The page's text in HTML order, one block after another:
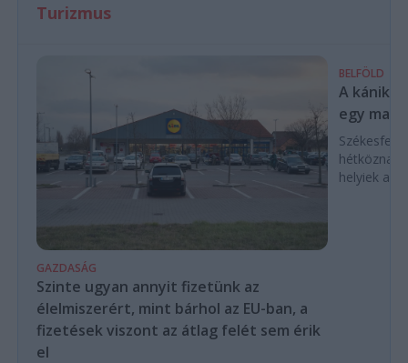
Turizmus
GAZDASÁG
Szinte ugyan annyit fizetünk az
élelmiszerért, mint bárhol az EU-ban, a
fizetések viszont az átlag felét sem érik
el
BELFÖLD
A
egy
hétköznap
helyiek a